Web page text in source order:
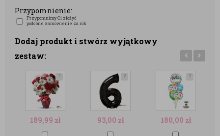
Przypomnienie:
Przypomnimy Ci złożyć
podobne zamówienie za rok
Dodaj produkt i stwórz wyjątkowy
zestaw:
?
189,99 zł
?
93,00 zł
?
180,00 zł